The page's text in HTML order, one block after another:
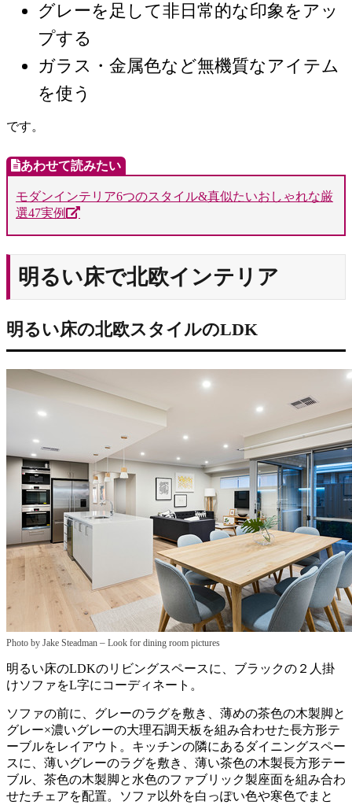
グレーを足して非日常的な印象をアッ
プする
ガラス・金属色など無機質なアイテム
を使う
です。
モダンインテリア6つのスタイル&真似たいおしゃれな厳
選47実例
明るい床で北欧インテリア
明るい床の北欧スタイルのLDK
Photo by Jake Steadman – Look for dining room pictures
明るい床のLDKのリビングスペースに、ブラックの２人掛
けソファをL字にコーディネート。
ソファの前に、グレーのラグを敷き、薄めの茶色の木製脚と
グレー×濃いグレーの大理石調天板を組み合わせた長方形テ
ーブルをレイアウト。キッチンの隣にあるダイニングスペー
スに、薄いグレーのラグを敷き、薄い茶色の木製長方形テー
ブル、茶色の木製脚と水色のファブリック製座面を組み合わ
せたチェアを配置。ソファ以外を白っぽい色や寒色でまと